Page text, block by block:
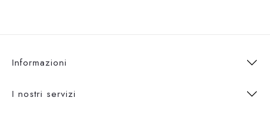
Informazioni
I nostri servizi